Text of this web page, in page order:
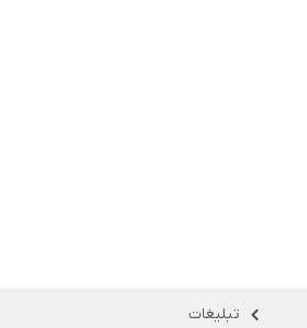
تبلیغات